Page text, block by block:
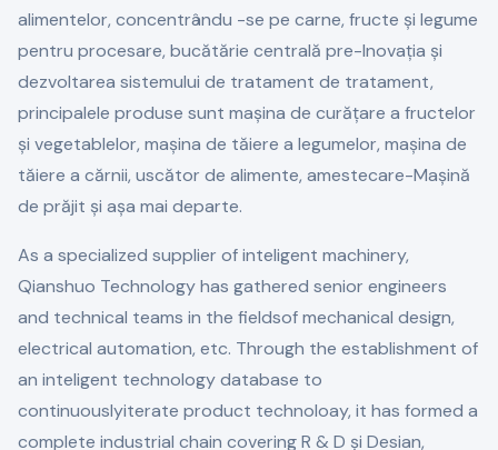
alimentelor, concentrându -se pe carne, fructe și legume
pentru procesare, bucătărie centrală pre-Inovația și
dezvoltarea sistemului de tratament de tratament,
principalele produse sunt mașina de curățare a fructelor
și vegetablelor, mașina de tăiere a legumelor, mașina de
tăiere a cărnii, uscător de alimente, amestecare-Mașină
de prăjit și așa mai departe.
As a specialized supplier of inteligent machinery,
Qianshuo Technology has gathered senior engineers
and technical teams in the fieldsof mechanical design,
electrical automation, etc. Through the establishment of
an inteligent technology database to
continuouslyiterate product technoloay, it has formed a
complete industrial chain covering R & D și Desian,